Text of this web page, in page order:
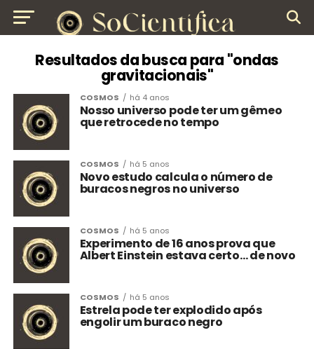
Resultados da busca para "ondas
gravitacionais"
COSMOS há 4 anos
Nosso universo pode ter um gêmeo
que retrocede no tempo
COSMOS há 5 anos
Novo estudo calcula o número de
buracos negros no universo
COSMOS há 5 anos
Experimento de 16 anos prova que
Albert Einstein estava certo… de novo
COSMOS há 5 anos
Estrela pode ter explodido após
engolir um buraco negro